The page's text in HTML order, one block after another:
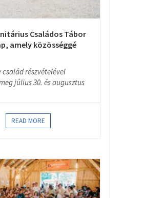
Családos Tábor
amely közösséggé
család részvételével
július 30. és augusztus
READ MORE